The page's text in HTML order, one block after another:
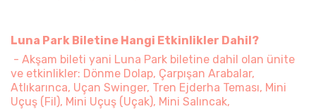
Luna Park Biletine Hangi Etkinlikler Dahil?
- Akşam bileti yani Luna Park biletine dahil olan ünite
ve etkinlikler: Dönme Dolap, Çarpışan Arabalar,
Atlıkarınca, Uçan Swinger, Tren Ejderha Teması, Mini
Uçuş (Fil), Mini Uçuş (Uçak), Mini Salıncak,